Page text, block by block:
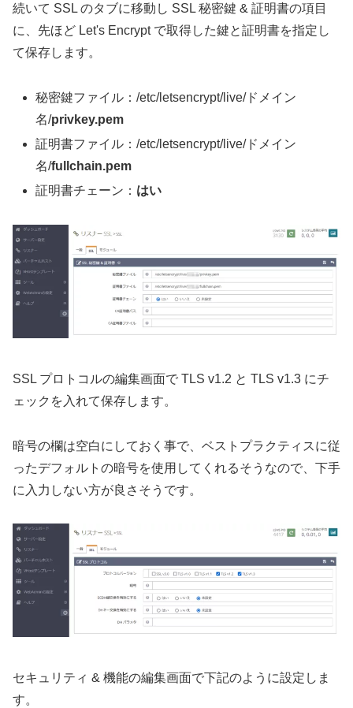
続いて SSL のタブに移動し SSL 秘密鍵 & 証明書の項目
に、先ほど Let's Encrypt で取得した鍵と証明書を指定し
て保存します。
秘密鍵ファイル：/etc/letsencrypt/live/ドメイン
名/privkey.pem
証明書ファイル：/etc/letsencrypt/live/ドメイン
名/fullchain.pem
証明書チェーン： はい
SSL プロトコルの編集画面で TLS v1.2 と TLS v1.3 にチ
ェックを入れて保存します。
暗号の欄は空白にしておく事で、ベストプラクティスに従
ったデフォルトの暗号を使用してくれるそうなので、下手
に入力しない方が良さそうです。
セキュリティ & 機能の編集画面で下記のように設定しま
す。